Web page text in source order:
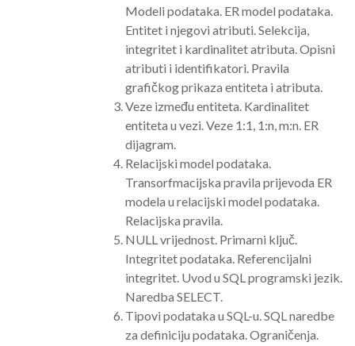
Modeli podataka. ER model podataka.
Entitet i njegovi atributi. Selekcija,
integritet i kardinalitet atributa. Opisni
atributi i identifikatori. Pravila
grafičkog prikaza entiteta i atributa.
Veze između entiteta. Kardinalitet
entiteta u vezi. Veze 1:1, 1:n, m:n. ER
dijagram.
Relacijski model podataka.
Transorfmacijska pravila prijevoda ER
modela u relacijski model podataka.
Relacijska pravila.
NULL vrijednost. Primarni ključ.
Integritet podataka. Referencijalni
integritet. Uvod u SQL programski jezik.
Naredba SELECT.
Tipovi podataka u SQL-u. SQL naredbe
za definiciju podataka. Ograničenja.